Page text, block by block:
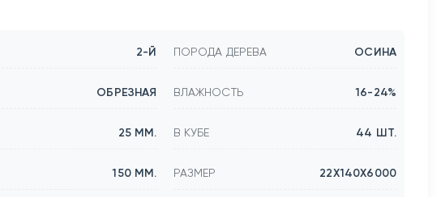
2-Й ПОРОДА ДЕРЕВА ОСИНА
ОБРЕЗНАЯ ВЛАЖНОСТЬ 16-24%
25 ММ. В КУБЕ 44 ШТ.
150 ММ. РАЗМЕР 22Х140Х6000